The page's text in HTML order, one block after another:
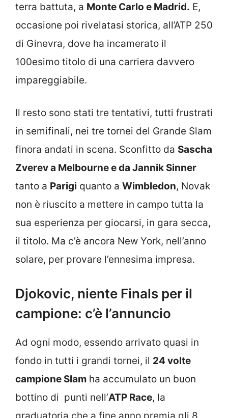
terra battuta, a Monte Carlo e Madrid. E,
occasione poi rivelatasi storica, all’ATP 250
di Ginevra, dove ha incamerato il
100esimo titolo di una carriera davvero
impareggiabile.
Il resto sono stati tre tentativi, tutti frustrati
in semifinali, nei tre tornei del Grande Slam
finora andati in scena. Sconfitto da Sascha
Zverev a Melbourne e da Jannik Sinner
tanto a Parigi quanto a Wimbledon, Novak
non è riuscito a mettere in campo tutta la
sua esperienza per giocarsi, in gara secca,
il titolo. Ma c’è ancora New York, nell’anno
solare, per provare l’ennesima impresa.
Djokovic, niente Finals per il
campione: c’è l’annuncio
Ad ogni modo, essendo arrivato quasi in
fondo in tutti i grandi tornei, il 24 volte
campione Slam ha accumulato un buon
bottino di punti nell’ATP Race, la